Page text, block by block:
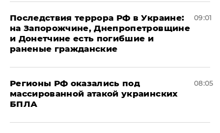
Последствия террора РФ в Украине:
на Запорожчине, Днепропетровщине
и Донетчине есть погибшие и
раненые гражданские
09:01
Регионы РФ оказались под
массированной атакой украинских
БПЛА
08:05